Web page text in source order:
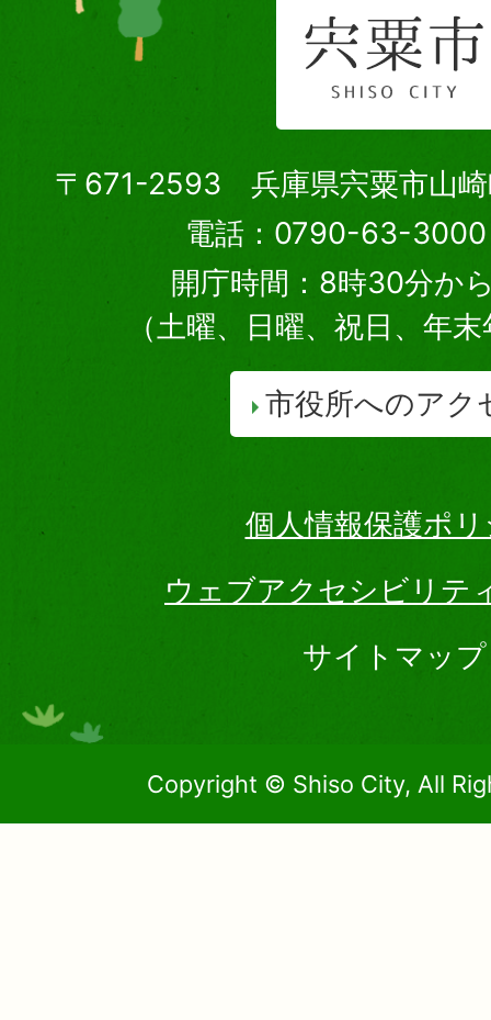
〒671-2593 兵庫県宍粟市山崎
電話：0790-63-3000
開庁時間：8時30分か
（土曜、日曜、祝日、年
市役所へのアク
個人情報保護ポ
ウェブアクセシビリテ
サイトマップ
Copyright © Shiso City, All